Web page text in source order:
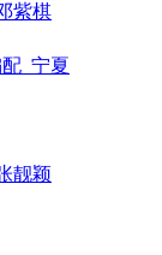
紫棋
_宁夏
靓颖